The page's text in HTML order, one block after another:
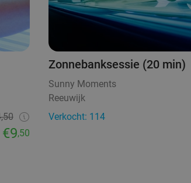
€9,50
Zonnebanksessie (20 min)
Sunny Moments
Reeuwijk
Verkocht: 114